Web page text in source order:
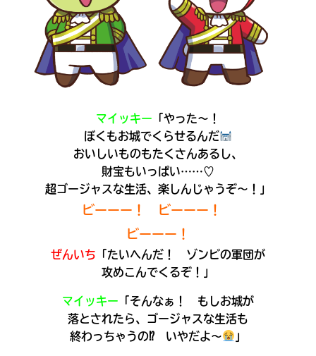
大人気
シリーズに
出会える
キミノラジオ配信中！
いろんな動画が
見られる
マイッキー 「やった～！
ぼくもお城でくらせるんだ
おいしいものもたくさんあるし、
財宝もいっぱい……♡
超ゴージャスな生活、楽しんじゃうぞ～！」
ビーーー！ ビーーー！
ビーーー！
ぜんいち 「たいへんだ！ ゾンビの軍団が
攻めこんでくるぞ！」
マイッキー 「そんなぁ！ もしお城が
落とされたら、ゴージャスな生活も
終わっちゃうの⁉ いやだよ～
」